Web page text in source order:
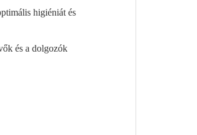
higiéniát és
és a dolgozók